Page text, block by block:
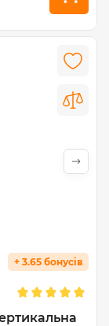
+ 3.65 бонусів